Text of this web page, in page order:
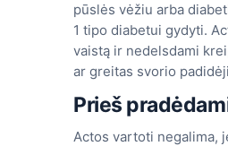
pūslės vėžiu arba
1 tipo diabetui gydyti.
vaistą ir nedelsdami
ar greitas svorio
Prieš
Actos vartoti negalima,